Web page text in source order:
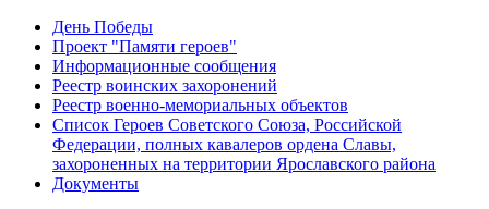
День Победы
Проект "Памяти героев"
Информационные сообщения
Реестр воинских захоронений
Реестр военно-мемориальных объектов
Список Героев Советского Союза, Российской
Федерации, полных кавалеров ордена Славы,
захороненных на территории Ярославского района
Документы